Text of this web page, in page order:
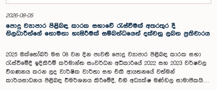
2026-08-05
පොදු ව්‍යාපාර පිළිබඳ කාරක සභාවේ රැස්වීමක් අතරතුර දී
නිලධාරීන්ගේ නොමනා හැසිරීමක් සම්බන්ධයෙන් දක්වනු ලබන ප්‍රතිචාරය
2025 ඔක්තෝබර් මස 08 වන දින පැවති පොදු ව්‍යාපාර පිළිබඳ කාරක සභා
රැස්වීමේදී ඉදිකිරීම් කර්මාන්ත සංවර්ධන අධිකාරියේ 2022 සහ 2023 වර්ෂවල
විගණනය කරන ලද වාර්ෂික වාර්තා සහ එකී ආයතනයේ වත්මන්
කාර්යසාධනය පිළිබඳ විමර්ශනය කිරීමේදී, එහි අධ්‍යක්ෂ මණ්ඩල සාමාජිකයින්